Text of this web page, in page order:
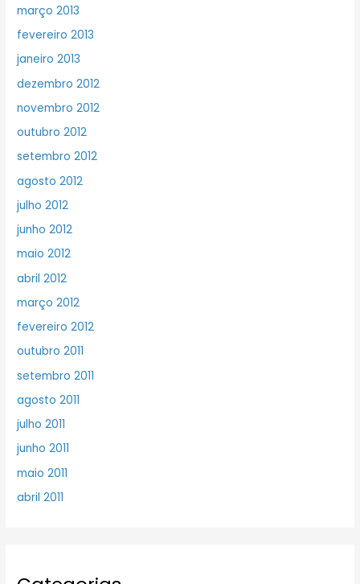
março 2013
fevereiro 2013
janeiro 2013
dezembro 2012
novembro 2012
outubro 2012
setembro 2012
agosto 2012
julho 2012
junho 2012
maio 2012
abril 2012
março 2012
fevereiro 2012
outubro 2011
setembro 2011
agosto 2011
julho 2011
junho 2011
maio 2011
abril 2011